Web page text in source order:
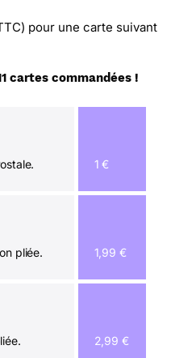
pour une carte suivant
cartes commandées !
1 €
pliée. 1,99 €
2,99 €